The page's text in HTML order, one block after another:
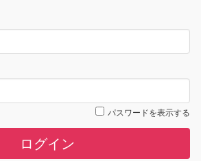
パスワードを表示する
ログイン